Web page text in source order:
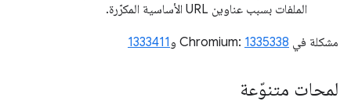
الملفات بسبب عناوين URL الأساسية المكرّرة.
مشكلة في Chromium: 1335338 و 1333411
لمحات متنوّعة